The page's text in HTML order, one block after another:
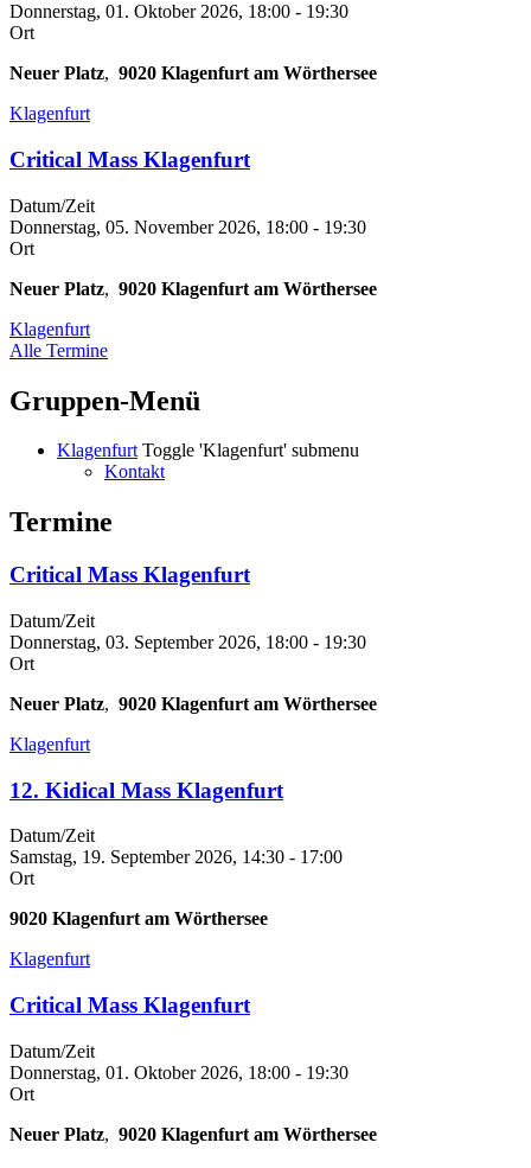
Donnerstag, 01. Oktober 2026, 18:00 - 19:30
Ort
Neuer Platz, 9020 Klagenfurt am Wörthersee
Klagenfurt
Critical Mass Klagenfurt
Datum/Zeit
Donnerstag, 05. November 2026, 18:00 - 19:30
Ort
Neuer Platz, 9020 Klagenfurt am Wörthersee
Klagenfurt
Alle Termine
Gruppen-Menü
Klagenfurt Toggle 'Klagenfurt' submenu
Kontakt
Termine
Critical Mass Klagenfurt
Datum/Zeit
Donnerstag, 03. September 2026, 18:00 - 19:30
Ort
Neuer Platz, 9020 Klagenfurt am Wörthersee
Klagenfurt
12. Kidical Mass Klagenfurt
Datum/Zeit
Samstag, 19. September 2026, 14:30 - 17:00
Ort
9020 Klagenfurt am Wörthersee
Klagenfurt
Critical Mass Klagenfurt
Datum/Zeit
Donnerstag, 01. Oktober 2026, 18:00 - 19:30
Ort
Neuer Platz, 9020 Klagenfurt am Wörthersee